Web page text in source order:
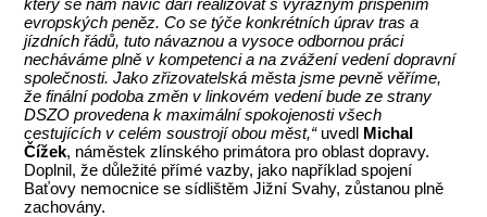
který se nám navíc daří realizovat s výrazným přispěním
evropských peněz. Co se týče konkrétních úprav tras a
jízdních řádů, tuto návaznou a vysoce odbornou práci
necháváme plně v kompetenci a na zvážení vedení dopravní
společnosti. Jako zřizovatelská města jsme pevně věříme,
že finální podoba změn v linkovém vedení bude ze strany
DSZO provedena k maximální spokojenosti všech
cestujících v celém soustrojí obou měst,“uvedl Michal
Čížek, náměstek zlínského primátora pro oblast dopravy.
Doplnil, že důležité přímé vazby, jako například spojení
Baťovy nemocnice se sídlištěm Jižní Svahy, zůstanou plně
zachovány.